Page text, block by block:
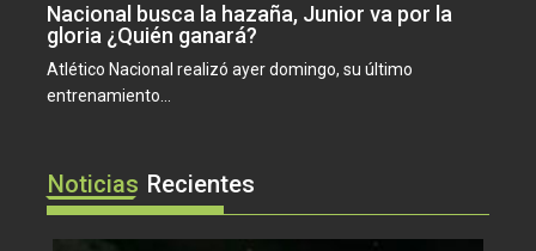
Nacional busca la hazaña, Junior va por la
gloria ¿Quién ganará?
Atlético Nacional realizó ayer domingo, su último
entrenamiento...
Noticias Recientes